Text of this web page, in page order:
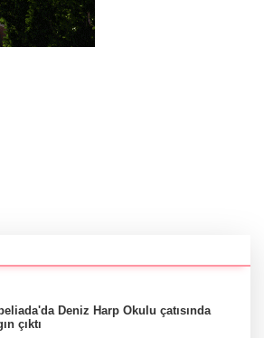
Deniz Harp Okulu çatısında
çıktı